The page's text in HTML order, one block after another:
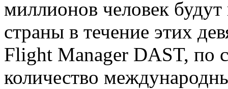
миллионов человек будут
страны в течение этих
Flight Manager DAST, по
количество